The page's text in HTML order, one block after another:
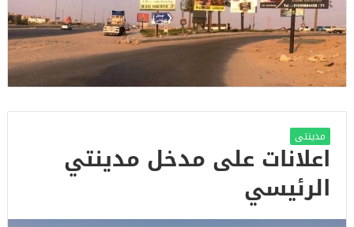
مدينتى
اعلانات على مدخل مدينتي
الرئيسي